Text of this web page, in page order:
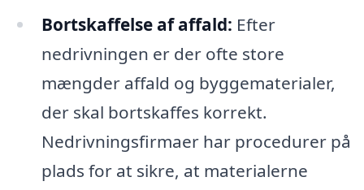
Bortskaffelse af affald: Efter
nedrivningen er der ofte store
mængder affald og byggematerialer,
der skal bortskaffes korrekt.
Nedrivningsfirmaer har procedurer på
plads for at sikre, at materialerne